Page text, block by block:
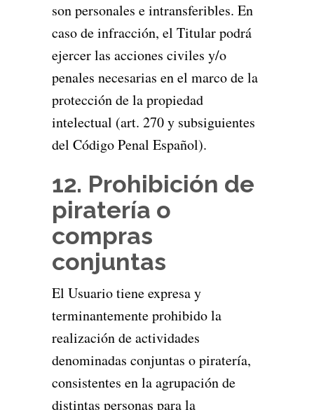
son personales e intransferibles. En
caso de infracción, el Titular podrá
ejercer las acciones civiles y/o
penales necesarias en el marco de la
protección de la propiedad
intelectual (art. 270 y subsiguientes
del Código Penal Español).
12. Prohibición de
piratería o
compras
conjuntas
El Usuario tiene expresa y
terminantemente prohibido la
realización de actividades
denominadas conjuntas o piratería,
consistentes en la agrupación de
distintas personas para la